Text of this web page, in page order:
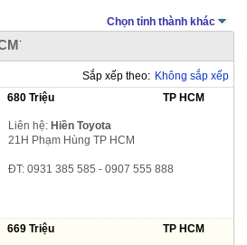
Chọn tỉnh thành khác
Sắp xếp theo: Không sắp xếp
680 Triệu TP HCM
Liên hệ: Hiền Toyota
21H Phạm Hùng TP HCM
ĐT: 0931 385 585 - 0907 555 888
669 Triệu TP HCM